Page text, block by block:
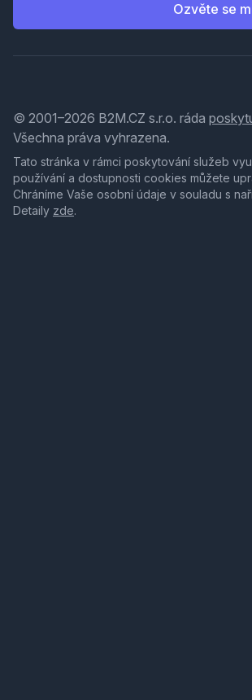
Ozvěte se
© 2001–2026 B2M.CZ s.r.o. ráda
Všechna práva vyhrazena.
Tato stránka v rámci poskytování služeb
používání a dostupnosti cookies můžete
Chráníme Vaše osobní údaje v souladu s
Detaily zde.